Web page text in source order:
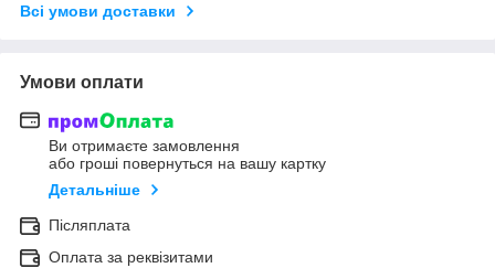
Всі умови доставки
Умови оплати
Ви отримаєте замовлення
або гроші повернуться на вашу картку
Детальніше
Післяплата
Оплата за реквізитами